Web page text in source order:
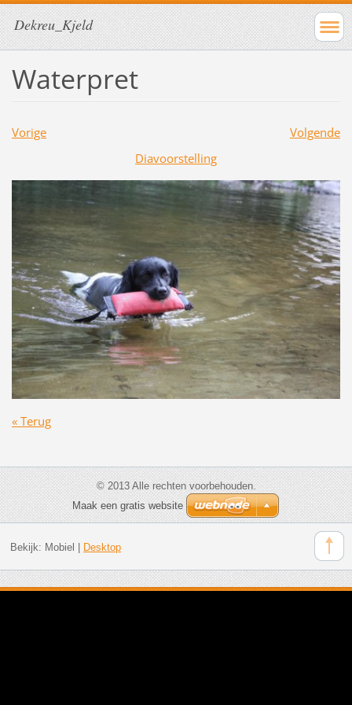
Dekreu_Kjeld
Waterpret
Vorige
Volgende
Diavoorstelling
« Terug
© 2013 Alle rechten voorbehouden.
Maak een gratis website
Bekijk: Mobiel Desktop